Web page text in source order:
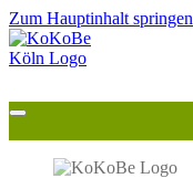
Zum Hauptinhalt springen